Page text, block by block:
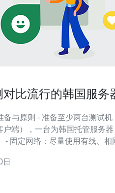
比流行的韩国服务
备与原则 - 准备至少两台测试机
户端），一台为韩国托管服务
- 固定网络：尽量使用有线、相
跑3次以上以保证代表性。 2. 基本延迟